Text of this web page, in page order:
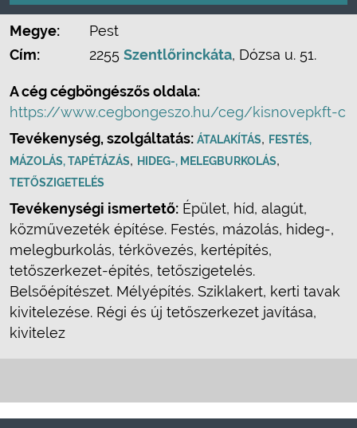
Megye:
Pest
Cím:
2255 Szentlőrinckáta, Dózsa u. 51.
A cég cégböngészős oldala:
https://www.cegbongeszo.hu/ceg/kisnovepkft-c
Tevékenység, szolgáltatás: ÁTALAKÍTÁS, FESTÉS,
MÁZOLÁS, TAPÉTÁZÁS, HIDEG-, MELEGBURKOLÁS,
TETŐSZIGETELÉS
Tevékenységi ismertető: Épület, híd, alagút,
közművezeték építése. Festés, mázolás, hideg-,
melegburkolás, térkövezés, kertépítés,
tetőszerkezet-építés, tetőszigetelés.
Belsőépítészet. Mélyépítés. Sziklakert, kerti tavak
kivitelezése. Régi és új tetőszerkezet javítása,
kivitelez